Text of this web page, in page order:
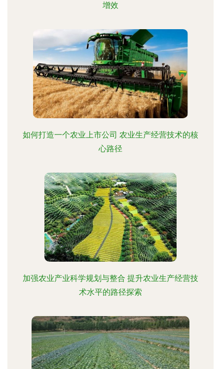
增效
如何打造一个农业上市公司 农业生产经营技术的核
心路径
加强农业产业科学规划与整合 提升农业生产经营技
术水平的路径探索